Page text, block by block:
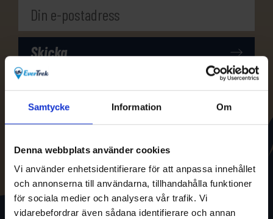
Samtycke Information Om
Denna webbplats använder cookies
Vi använder enhetsidentifierare för att anpassa innehållet
och annonserna till användarna, tillhandahålla funktioner
för sociala medier och analysera vår trafik. Vi
vidarebefordrar även sådana identifierare och annan